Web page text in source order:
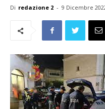
Di redazione 2 - 9 Dicembre